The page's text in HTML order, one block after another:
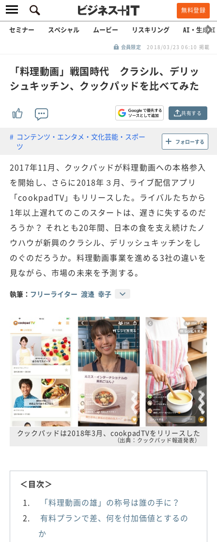
無料登録
セミナー スペシャル ムービー リスキリング AI・生成AI
会員限定 2018/03/23 06:10 掲載
「料理動画」戦国時代 クラシル、デリッ
シュキッチン、クックパッドを比べてみた
共有する
コンテンツ・エンタメ・文化芸能・スポー
ツ
フォローする
2017年11月、クックパッドが料理動画への本格参入
を開始し、さらに2018年３月、ライブ配信アプリ
「cookpadTV」もリリースした。ライバルたちから
1年以上遅れてのこのスタートは、遅きに失するのだ
ろうか？ それとも20年間、日本の食を支え続けたノ
ウハウが新興のクラシル、デリッシュキッチンをし
のぐのだろうか。料理動画事業を進める3社の違いを
見ながら、市場の未来を予測する。
執筆： フリーライター 渡邉 幸子
クックパッドは2018年3月、cookpadTVをリリースした
（出典：クックパッド報道発表）
＜目次＞
「料理動画の雄」の称号は誰の手に？
有料プランで差、何を付加価値とするの
か